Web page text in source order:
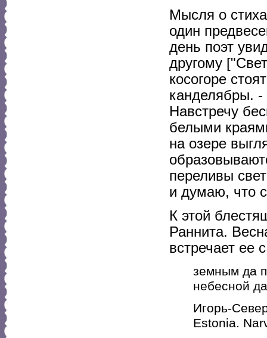
Мысля о
один
день поэт
другому
косогоре
канделябры. -
Навстречу
белыми
на озере
переливы
и думаю, что
К этой
Раннита.
встречает ее
земным да
небесной
Игорь-
Estonia.